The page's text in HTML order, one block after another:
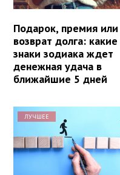
Подарок, премия или
возврат долга: какие
знаки зодиака ждет
денежная удача в
ближайшие 5 дней
ЛУЧШЕЕ